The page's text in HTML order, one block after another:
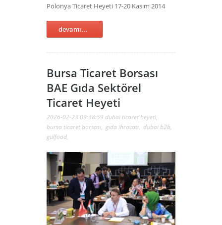
Polonya Ticaret Heyeti 17-20 Kasım 2014
devamı...
Bursa Ticaret Borsası
BAE Gıda Sektörel
Ticaret Heyeti
2026-02-23 09:38:59 dubai ticaret heyeti,
bursa ticaret borsası, gıda ihracatı, dubai b2b,
gulfood,